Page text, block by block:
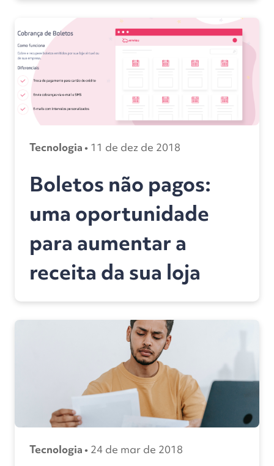
Tecnologia • 11 de dez de 2018
Boletos não pagos:
uma oportunidade
para aumentar a
receita da sua loja
Tecnologia • 24 de mar de 2018